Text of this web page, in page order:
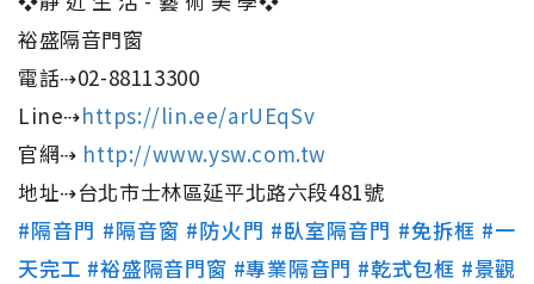
裕盛隔音門窗
電話⇢02-88113300
Line⇢https://lin.ee/arUEqSv
官網⇢ http://www.ysw.com.tw
地址⇢台北市士林區延平北路六段481號
#隔音門 #隔音窗 #防火門 #臥室隔音門 #免拆框 #一
天完工 #裕盛隔音門窗 #專業隔音門 #乾式包框 #景觀